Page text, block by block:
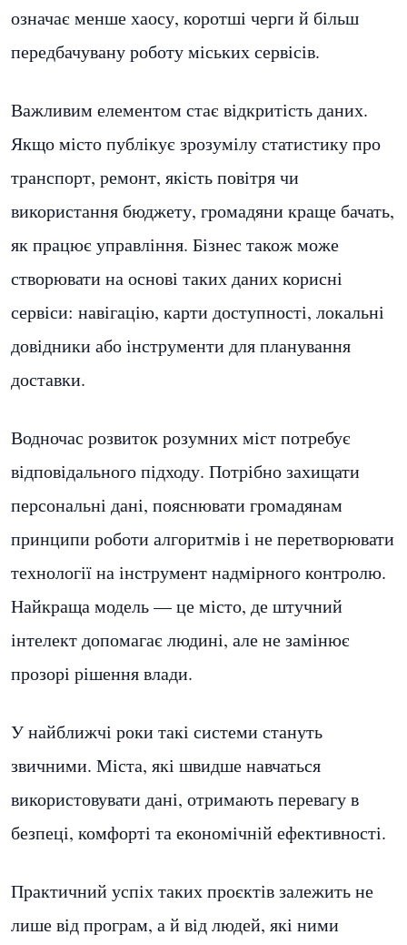
означає менше хаосу, коротші черги й більш
передбачувану роботу міських сервісів.
Важливим елементом стає відкритість даних.
Якщо місто публікує зрозумілу статистику про
транспорт, ремонт, якість повітря чи
використання бюджету, громадяни краще бачать,
як працює управління. Бізнес також може
створювати на основі таких даних корисні
сервіси: навігацію, карти доступності, локальні
довідники або інструменти для планування
доставки.
Водночас розвиток розумних міст потребує
відповідального підходу. Потрібно захищати
персональні дані, пояснювати громадянам
принципи роботи алгоритмів і не перетворювати
технології на інструмент надмірного контролю.
Найкраща модель — це місто, де штучний
інтелект допомагає людині, але не замінює
прозорі рішення влади.
У найближчі роки такі системи стануть
звичними. Міста, які швидше навчаться
використовувати дані, отримають перевагу в
безпеці, комфорті та економічній ефективності.
Практичний успіх таких проєктів залежить не
лише від програм, а й від людей, які ними